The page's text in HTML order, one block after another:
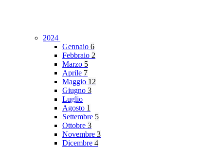
2024
Gennaio 6
Febbraio 2
Marzo 5
Aprile 7
Maggio 12
Giugno 3
Luglio
Agosto 1
Settembre 5
Ottobre 3
Novembre 3
Dicembre 4